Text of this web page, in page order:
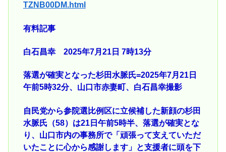
TZNB00DM.html
有料記事
白石昌幸 2025年7月21日 7時13分
落選が確実となった杉田水脈氏=2025年7月21日
午前5時32分、山口市赤妻町、白石昌幸撮影
自民党から参院選比例区に立候補した新顔の杉田
水脈氏（58）は21日午前5時半、落選が確実とな
り、山口市内の事務所で「頑張って支えていただ
いたことに心から感謝します」と支援者に頭を下